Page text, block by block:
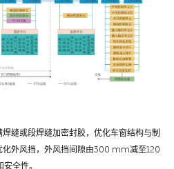
缝或段焊缝加密封胶，优化车窗结构与制
化外风挡，外风挡间隙由300 mm减至120
全性。